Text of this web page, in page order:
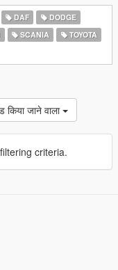
DAF
DODGE
SCANIA
TOYOTA
किया जाने वाला
criteria.